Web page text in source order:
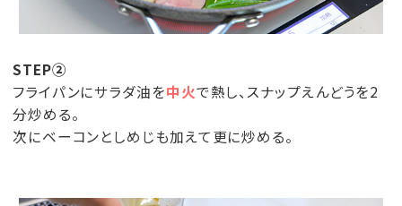
STEP②
フライパンにサラダ油を中火で熱し、スナップえんどうを2
分炒める。
次にベーコンとしめじも加えて更に炒める。